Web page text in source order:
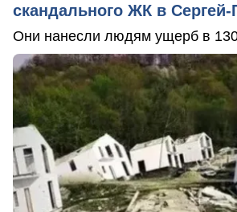
скандального ЖК в
Они нанесли людям ущерб в